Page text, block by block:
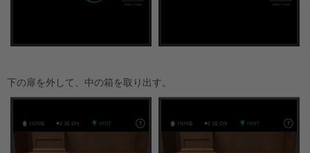
下の扉を外して、中の箱を取り出す。